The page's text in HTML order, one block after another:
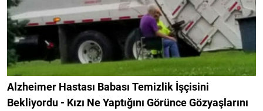
Alzheimer Hastası Babası Temizlik İşçisini
Bekliyordu - Kızı Ne Yaptığını Görünce Gözyaşlarını